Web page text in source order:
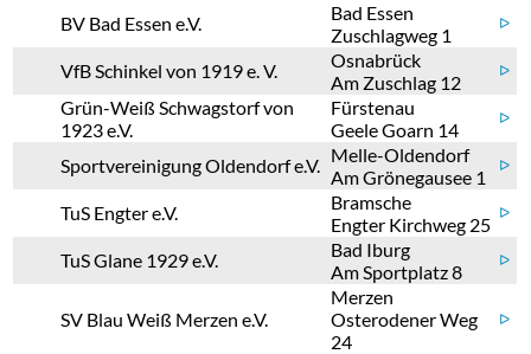
BV Bad Essen e.V.
Bad Essen
Zuschlagweg 1
ᐅ
VfB Schinkel von 1919 e. V.
Osnabrück
Am Zuschlag 12
ᐅ
Grün-Weiß Schwagstorf von
1923 e.V.
Fürstenau
Geele Goarn 14
ᐅ
Sportvereinigung Oldendorf e.V. Melle-Oldendorf
Am Grönegausee 1
ᐅ
TuS Engter e.V.
Bramsche
Engter Kirchweg 25
ᐅ
TuS Glane 1929 e.V.
Bad Iburg
Am Sportplatz 8
ᐅ
SV Blau Weiß Merzen e.V.
Merzen
Osterodener Weg
24
ᐅ